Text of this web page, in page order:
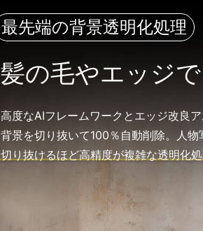
最先端の背景透明化処理
髪の毛やエッジ
高度なAIフレームワークとエッジ改良
背景を切り抜いて100％自動削除。人
切り抜けるほど高精度が複雑な透明化処